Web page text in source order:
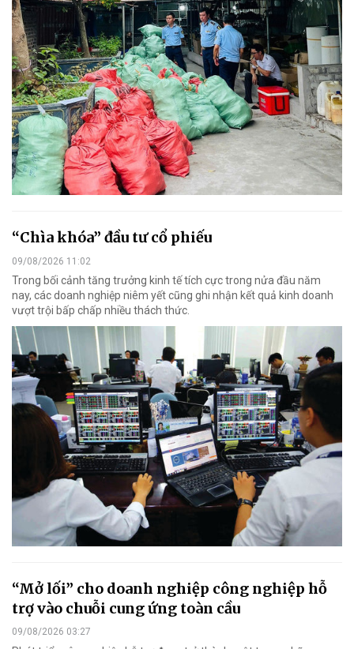
“Chìa khóa” đầu tư cổ phiếu
09/08/2026 11:02
Trong bối cảnh tăng trưởng kinh tế tích cực trong nửa đầu năm
nay, các doanh nghiệp niêm yết cũng ghi nhận kết quả kinh doanh
vượt trội bấp chấp nhiều thách thức.
“Mở lối” cho doanh nghiệp công nghiệp hỗ
trợ vào chuỗi cung ứng toàn cầu
09/08/2026 03:27